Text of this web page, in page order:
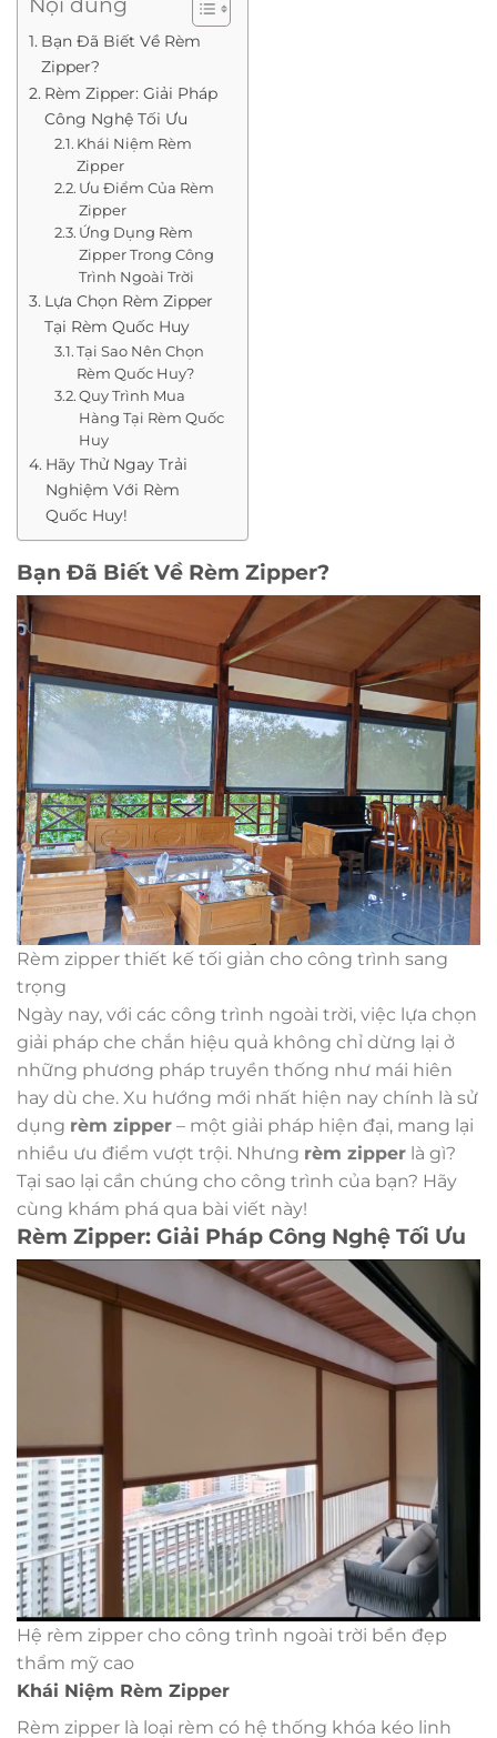
Bạn Đã Biết Về Rèm
Zipper?
Rèm Zipper: Giải Pháp
Công Nghệ Tối Ưu
Khái Niệm Rèm
Zipper
Ưu Điểm Của Rèm
Zipper
Ứng Dụng Rèm
Zipper Trong Công
Trình Ngoài Trời
Lựa Chọn Rèm Zipper
Tại Rèm Quốc Huy
Tại Sao Nên Chọn
Rèm Quốc Huy?
Quy Trình Mua
Hàng Tại Rèm Quốc
Huy
Hãy Thử Ngay Trải
Nghiệm Với Rèm
Quốc Huy!
Bạn Đã Biết Về Rèm Zipper?
Rèm zipper thiết kế tối giản cho công trình sang
trọng
Ngày nay, với các công trình ngoài trời, việc lựa chọn
giải pháp che chắn hiệu quả không chỉ dừng lại ở
những phương pháp truyền thống như mái hiên
hay dù che. Xu hướng mới nhất hiện nay chính là sử
dụng rèm zipper – một giải pháp hiện đại, mang lại
nhiều ưu điểm vượt trội. Nhưng rèm zipper là gì?
Tại sao lại cần chúng cho công trình của bạn? Hãy
cùng khám phá qua bài viết này!
Rèm Zipper: Giải Pháp Công Nghệ Tối Ưu
Hệ rèm zipper cho công trình ngoài trời bền đẹp
thẩm mỹ cao
Khái Niệm Rèm Zipper
Rèm zipper là loại rèm có hệ thống khóa kéo linh